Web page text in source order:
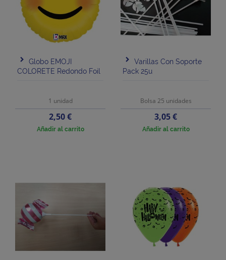
Globo EMOJI
COLORETE Redondo Foil
1 unidad
Precio
2,50 €
Añadir al carrito
Varillas Con Soporte
Pack 25u
Bolsa 25 unidades
Precio
3,05 €
Añadir al carrito